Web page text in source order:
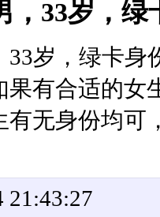
，33岁，
岁，绿卡身
有合适的女
有无身份均可
21:43:27